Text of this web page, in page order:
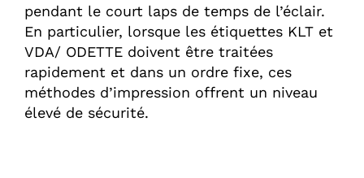
pendant le court laps de temps de l’éclair.
En particulier, lorsque les étiquettes KLT et
VDA/ ODETTE doivent être traitées
rapidement et dans un ordre fixe, ces
méthodes d’impression offrent un niveau
élevé de sécurité.